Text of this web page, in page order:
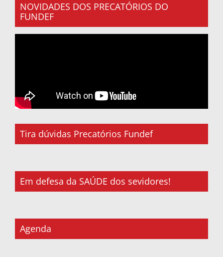
NOVIDADES DOS PRECATÓRIOS DO
FUNDEF
Tira dúvidas Precatórios Fundef
Em defesa da SAÚDE dos sevidores!
Agenda